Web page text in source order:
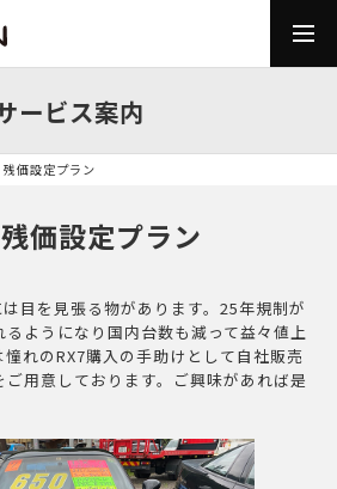
ービス案内
価設定プラン
価設定プラン
目を見張る物があります。25年規制が
ようになり国内台数も減って益々値上
れのRX7購入の手助けとして自社販売
用意しております。ご興味があれば是